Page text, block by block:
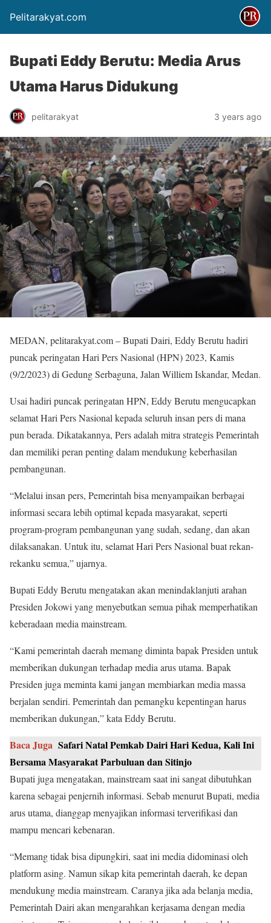
Pelitarakyat.com
Bupati Eddy Berutu: Media Arus
Utama Harus Didukung
pelitarakyat 3 years ago
MEDAN, pelitarakyat.com – Bupati Dairi, Eddy Berutu hadiri
puncak peringatan Hari Pers Nasional (HPN) 2023, Kamis
(9/2/2023) di Gedung Serbaguna, Jalan Williem Iskandar, Medan.
Usai hadiri puncak peringatan HPN, Eddy Berutu mengucapkan
selamat Hari Pers Nasional kepada seluruh insan pers di mana
pun berada. Dikatakannya, Pers adalah mitra strategis Pemerintah
dan memiliki peran penting dalam mendukung keberhasilan
pembangunan.
“Melalui insan pers, Pemerintah bisa menyampaikan berbagai
informasi secara lebih optimal kepada masyarakat, seperti
program-program pembangunan yang sudah, sedang, dan akan
dilaksanakan. Untuk itu, selamat Hari Pers Nasional buat rekan-
rekanku semua,” ujarnya.
Bupati Eddy Berutu mengatakan akan menindaklanjuti arahan
Presiden Jokowi yang menyebutkan semua pihak memperhatikan
keberadaan media mainstream.
“Kami pemerintah daerah memang diminta bapak Presiden untuk
memberikan dukungan terhadap media arus utama. Bapak
Presiden juga meminta kami jangan membiarkan media massa
berjalan sendiri. Pemerintah dan pemangku kepentingan harus
memberikan dukungan,” kata Eddy Berutu.
Baca Juga Safari Natal Pemkab Dairi Hari Kedua, Kali Ini
Bersama Masyarakat Parbuluan dan Sitinjo
Bupati juga mengatakan, mainstream saat ini sangat dibutuhkan
karena sebagai penjernih informasi. Sebab menurut Bupati, media
arus utama, dianggap menyajikan informasi terverifikasi dan
mampu mencari kebenaran.
“Memang tidak bisa dipungkiri, saat ini media didominasi oleh
platform asing. Namun sikap kita pemerintah daerah, ke depan
mendukung media mainstream. Caranya jika ada belanja media,
Pemerintah Dairi akan mengarahkan kerjasama dengan media